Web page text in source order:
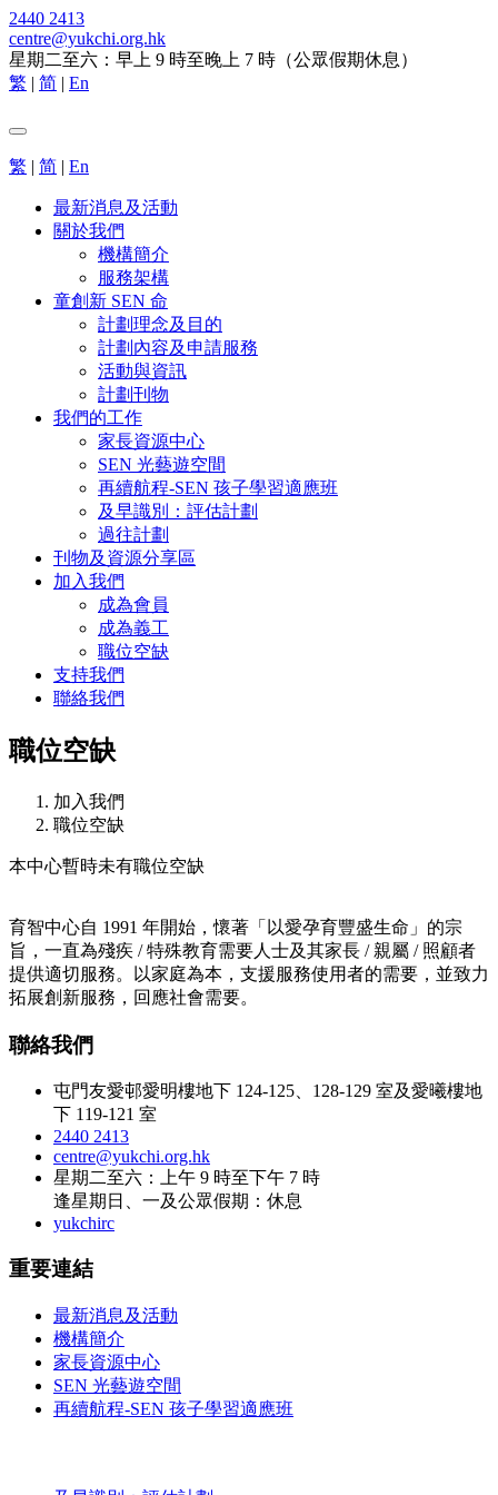
2440 2413
centre@yukchi.org.hk
星期二至六：早上 9 時至晚上 7 時（公眾假期休息）
繁 | 简 | En
繁 | 简 | En
最新消息及活動
關於我們
機構簡介
服務架構
童創新 SEN 命
計劃理念及目的
計劃內容及申請服務
活動與資訊
計劃刊物
我們的工作
家長資源中心
SEN 光藝遊空間
再續航程-SEN 孩子學習適應班
及早識別：評估計劃
過往計劃
刊物及資源分享區
加入我們
成為會員
成為義工
職位空缺
支持我們
聯絡我們
職位空缺
加入我們
職位空缺
本中心暫時未有職位空缺
育智中心自 1991 年開始，懷著「以愛孕育豐盛生命」的宗
旨，一直為殘疾 / 特殊教育需要人士及其家長 / 親屬 / 照顧者
提供適切服務。以家庭為本，支援服務使用者的需要，並致力
拓展創新服務，回應社會需要。
聯絡我們
屯門友愛邨愛明樓地下 124-125、128-129 室及愛曦樓地
下 119-121 室
2440 2413
centre@yukchi.org.hk
星期二至六：上午 9 時至下午 7 時
逢星期日、一及公眾假期：休息
yukchirc
重要連結
最新消息及活動
機構簡介
家長資源中心
SEN 光藝遊空間
再續航程-SEN 孩子學習適應班